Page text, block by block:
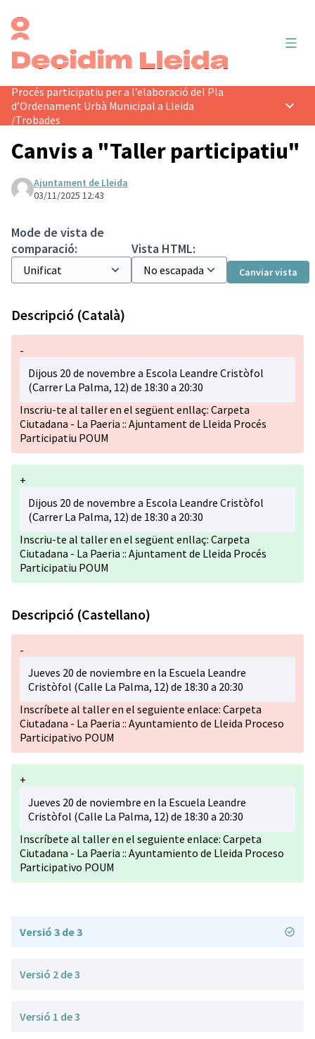
Procés participatiu per a l’elaboració del Pla
d’Ordenament Urbà Municipal a Lleida
/Trobades
Canvis a "Taller participatiu"
Ajuntament de Lleida
03/11/2025 12:43
Mode de vista de
comparació:
Vista HTML:
Canviar vista
Descripció (Català)
-
Dijous 20 de novembre a Escola Leandre Cristòfol
(Carrer La Palma, 12) de 18:30 a 20:30
Inscriu-te al taller en el següent enllaç: Carpeta
Ciutadana - La Paeria :: Ajuntament de Lleida Procés
Participatiu POUM
+
Dijous 20 de novembre a Escola Leandre Cristòfol
(Carrer La Palma, 12) de 18:30 a 20:30
Inscriu-te al taller en el següent enllaç: Carpeta
Ciutadana - La Paeria :: Ajuntament de Lleida Procés
Participatiu POUM
Descripció (Castellano)
-
Jueves 20 de noviembre en la Escuela Leandre
Cristòfol (Calle La Palma, 12) de 18:30 a 20:30
Inscríbete al taller en el seguiente enlace: Carpeta
Ciutadana - La Paeria :: Ayuntamiento de Lleida Proceso
Participativo POUM
+
Jueves 20 de noviembre en la Escuela Leandre
Cristòfol (Calle La Palma, 12) de 18:30 a 20:30
Inscríbete al taller en el seguiente enlace: Carpeta
Ciutadana - La Paeria :: Ayuntamiento de Lleida Proceso
Participativo POUM
Versió 3 de 3
Versió 2 de 3
Versió 1 de 3